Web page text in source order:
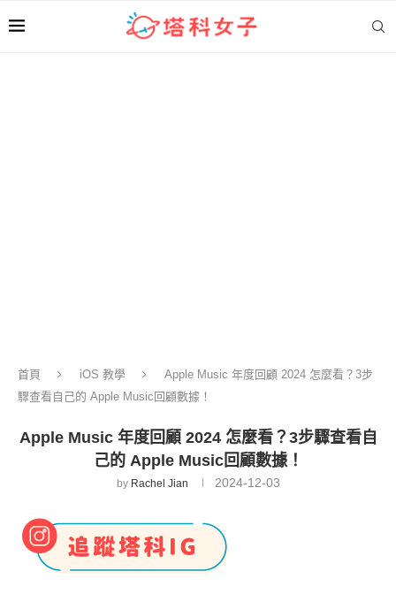
首頁 iOS 教學
Apple Music 年度回顧 2024 怎麼看？3步
驟查看自己的 Apple Music回顧數據！
Apple Music 年度回顧 2024 怎麼看？3步驟查看自
己的 Apple Music回顧數據！
by Rachel Jian 2024-12-03